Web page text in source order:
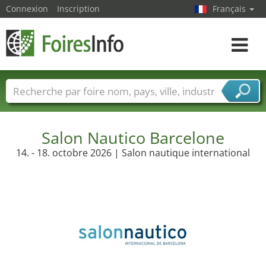
Salon Nautico Barcelone
14. - 18. octobre 2026 | Salon nautique international
Connexion Inscription Français
Toggle
Foire noms Pays Villes
Secteurs de foire